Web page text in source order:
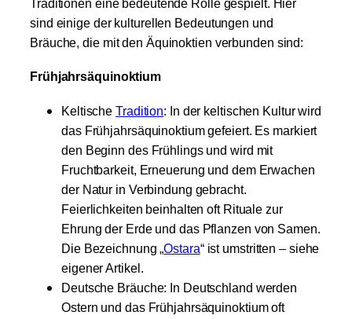
Traditionen eine bedeutende Rolle gespielt. Hier
sind einige der kulturellen Bedeutungen und
Bräuche, die mit den Äquinoktien verbunden sind:
Frühjahrsäquinoktium
Keltische Tradition: In der keltischen Kultur wird
das Frühjahrsäquinoktium gefeiert. Es markiert
den Beginn des Frühlings und wird mit
Fruchtbarkeit, Erneuerung und dem Erwachen
der Natur in Verbindung gebracht.
Feierlichkeiten beinhalten oft Rituale zur
Ehrung der Erde und das Pflanzen von Samen.
Die Bezeichnung „Ostara“ ist umstritten – siehe
eigener Artikel.
Deutsche Bräuche: In Deutschland werden
Ostern und das Frühjahrsäquinoktium oft